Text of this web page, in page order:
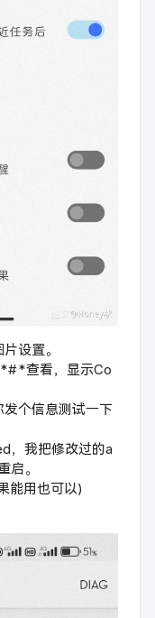
设置。
查看，显示Co
个信息测试一下
，我把修改过的a
启。
能用也可以)